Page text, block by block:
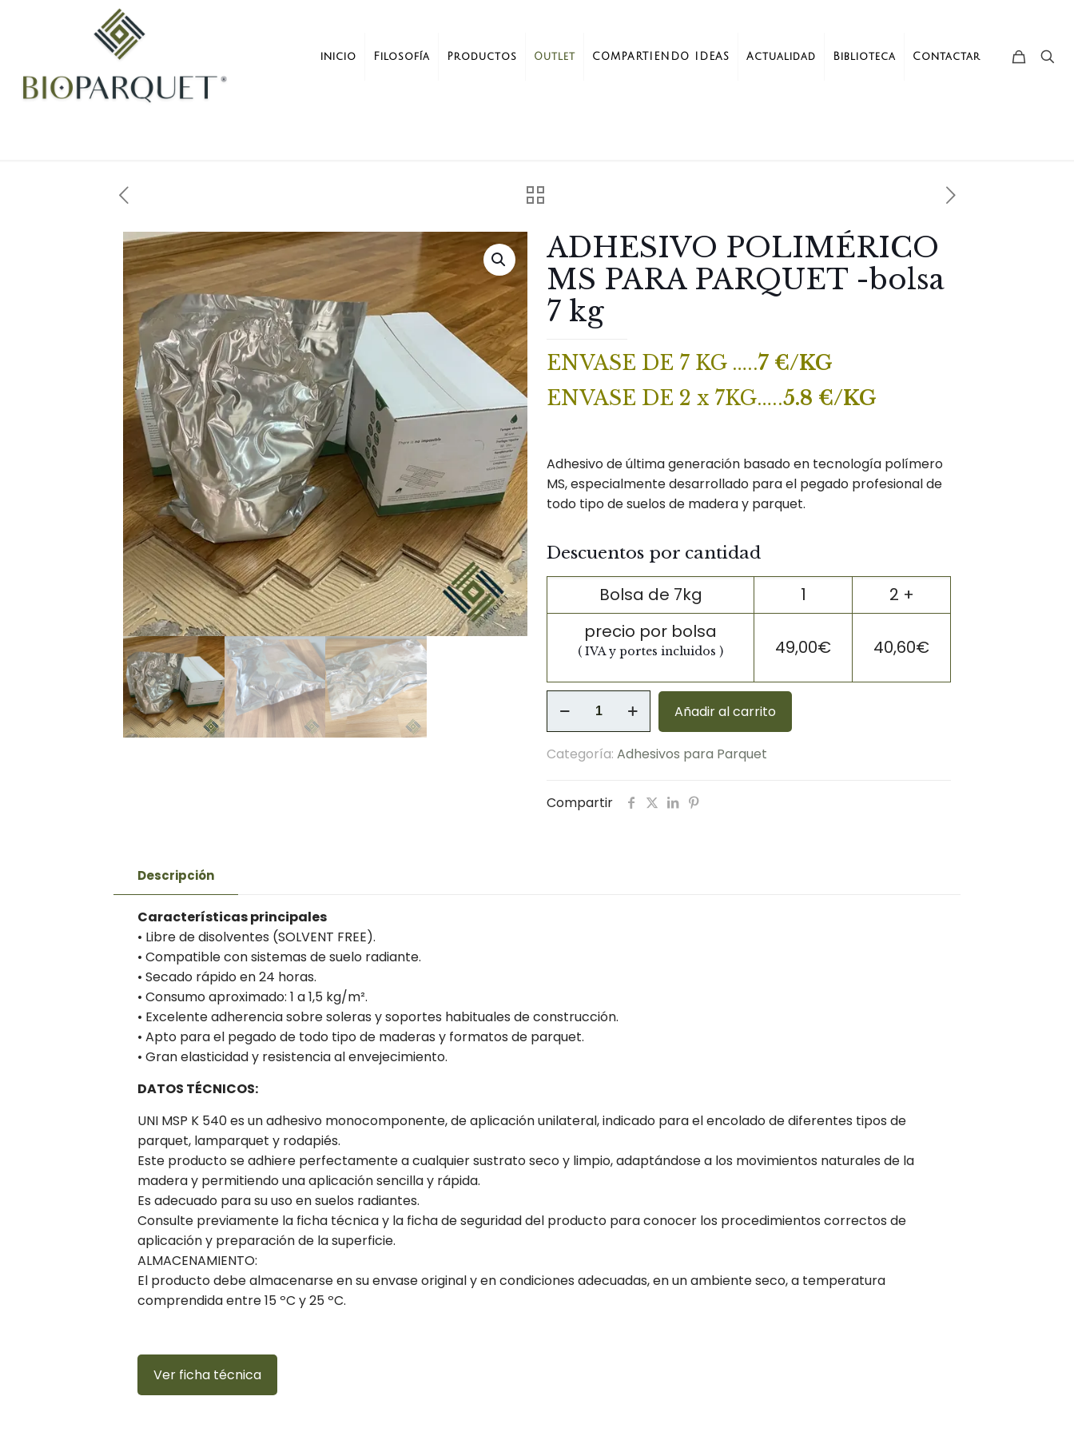
inicio Filosofía Productos Outlet COMPARTIENDO IDEAS Actualidad Biblioteca Contactar
ADHESIVO POLIMÉRICO
MS PARA PARQUET -bolsa
7 kg
ENVASE DE 7 KG …..7 €/KG
ENVASE DE 2 x 7KG…..5.8 €/KG
Adhesivo de última generación basado en tecnología polímero
MS, especialmente desarrollado para el pegado profesional de
todo tipo de suelos de madera y parquet.
Descuentos por cantidad
Bolsa de 7kg 1
2 +
precio por bolsa
( IVA y portes incluidos ) 49,00€ 40,60€
POLIMÉRICO
PARA
-
Añadir al carrito
Categoría: Adhesivos para Parquet
Compartir
Descripción
Características principales
• Libre de disolventes (SOLVENT FREE).
• Compatible con sistemas de suelo radiante.
• Secado rápido en 24 horas.
• Consumo aproximado: 1 a 1,5 kg/m².
• Excelente adherencia sobre soleras y soportes habituales de construcción.
• Apto para el pegado de todo tipo de maderas y formatos de parquet.
• Gran elasticidad y resistencia al envejecimiento.
DATOS TÉCNICOS:
UNI MSP K 540 es un adhesivo monocomponente, de aplicación unilateral, indicado para el encolado de diferentes tipos de
parquet, lamparquet y rodapiés.
Este producto se adhiere perfectamente a cualquier sustrato seco y limpio, adaptándose a los movimientos naturales de la
madera y permitiendo una aplicación sencilla y rápida.
Es adecuado para su uso en suelos radiantes.
Consulte previamente la ficha técnica y la ficha de seguridad del producto para conocer los procedimientos correctos de
aplicación y preparación de la superficie.
ALMACENAMIENTO:
El producto debe almacenarse en su envase original y en condiciones adecuadas, en un ambiente seco, a temperatura
comprendida entre 15 ºC y 25 ºC.
Ver ficha técnica